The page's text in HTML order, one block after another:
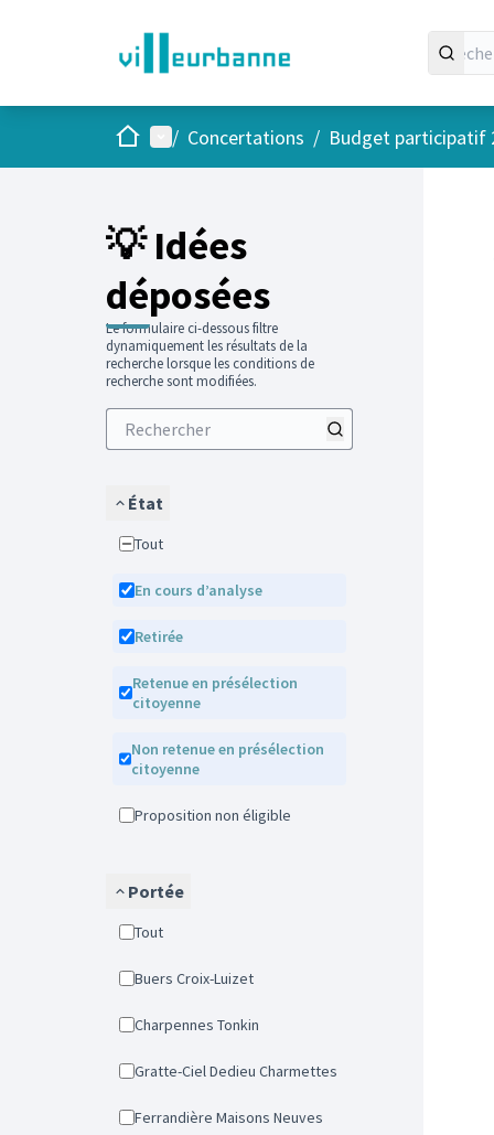
AccueilMenu principal
/ Concertations / Budget participatif
💡 Idées
déposées
Le formulaire ci-dessous filtre
dynamiquement les résultats de la
recherche lorsque les conditions de
recherche sont modifiées.
État
Tout
En cours d’analyse
Retirée
Retenue en présélection
citoyenne
Non retenue en présélection
citoyenne
Proposition non éligible
Portée
Tout
Buers Croix-Luizet
Charpennes Tonkin
Gratte-Ciel Dedieu Charmettes
Ferrandière Maisons Neuves